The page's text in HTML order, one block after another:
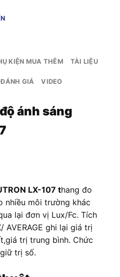
KIỆN MUA THÊM TÀI LIỆU
ĐÁNH GIÁ VIDEO
ánh sáng
LX-107 thang đo
nhiều môi trường khác
lại đơn vị Lux/Fc. Tích
AVERAGE ghi lại giá trị
trị trung bình. Chức
trị số.